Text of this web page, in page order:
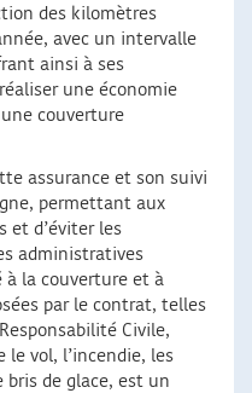
des kilomètres
avec un intervalle
ainsi à ses
une économie
couverture
assurance et son suivi
permettant aux
et d’éviter les
administratives
à la couverture et à
par le contrat, telles
Civile,
vol, l’incendie, les
bris de glace, est un